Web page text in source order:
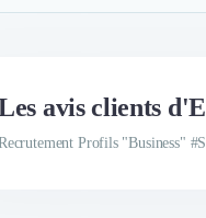
avis clients
Profils "Business"